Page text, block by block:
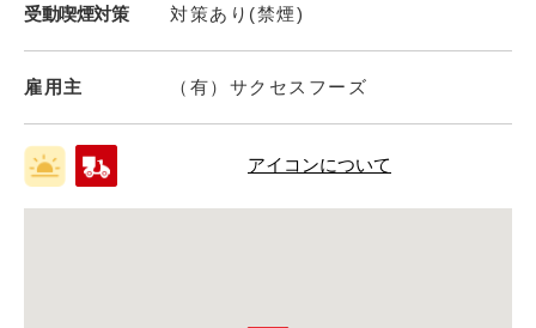
受動喫煙対策 対策あり(禁煙)
雇用主 （有）サクセスフーズ
アイコンについて